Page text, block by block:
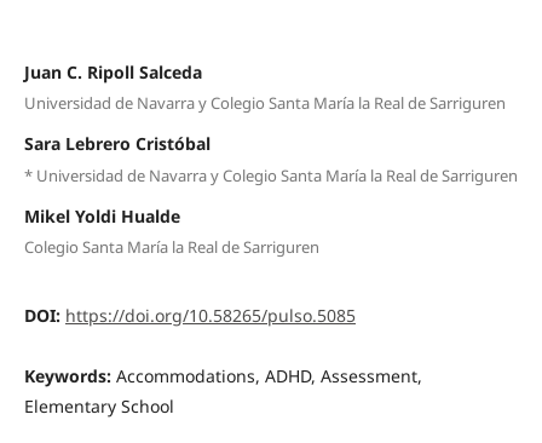
Juan C. Ripoll Salceda
Universidad de Navarra y Colegio Santa María la Real de Sarriguren
Sara Lebrero Cristóbal
* Universidad de Navarra y Colegio Santa María la Real de Sarriguren
Mikel Yoldi Hualde
Colegio Santa María la Real de Sarriguren
DOI: https://doi.org/10.58265/pulso.5085
Keywords: Accommodations, ADHD, Assessment,
Elementary School